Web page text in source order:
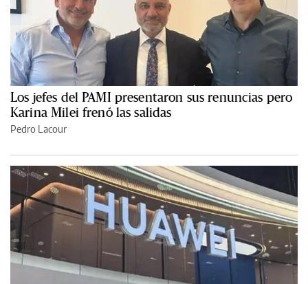
Los jefes del PAMI presentaron sus renuncias pero
Karina Milei frenó las salidas
Pedro Lacour